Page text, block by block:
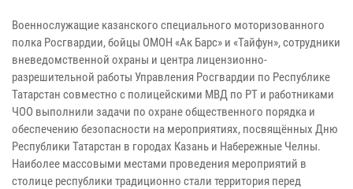
Военнослужащие казанского специального моторизованного
полка Росгвардии, бойцы ОМОН «Ак Барс» и «Тайфун», сотрудники
вневедомственной охраны и центра лицензионно-
разрешительной работы Управления Росгвардии по Республике
Татарстан совместно с полицейскими МВД по РТ и работниками
ЧОО выполнили задачи по охране общественного порядка и
обеспечению безопасности на мероприятиях, посвящённых Дню
Республики Татарстан в городах Казань и Набережные Челны.
Наиболее массовыми местами проведения мероприятий в
столице республики традиционно стали территория перед